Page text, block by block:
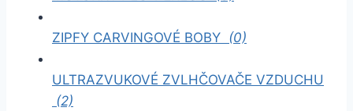
ZIPFY CARVINGOVÉ BOBY (0)
ULTRAZVUKOVÉ ZVLHČOVAČE VZDUCHU
(2)